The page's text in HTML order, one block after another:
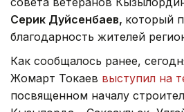
Серик Дуйсенбаев, который
благодарность жителей
Как сообщалось ранее,
Жомарт Токаев выступил на
посвященном началу